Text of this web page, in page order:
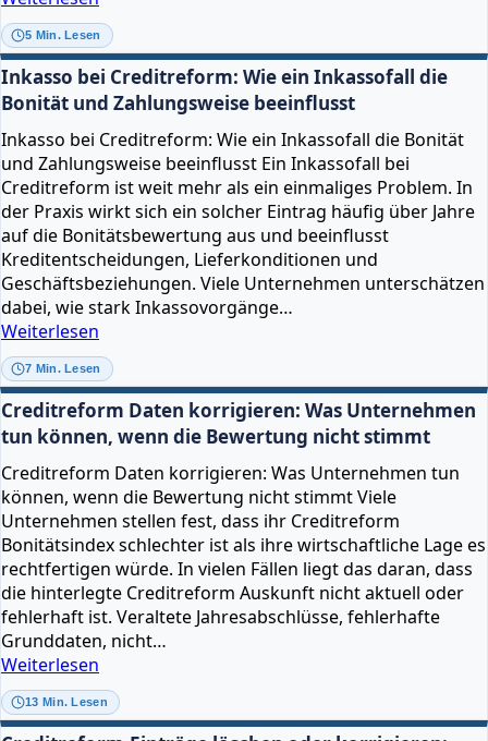
Bonität
bei
Creditreform
trotz
guter
Zahlen:
Typische
Ursachen
richtig
einordnen
5 Min. Lesen
Inkasso bei Creditreform: Wie ein Inkassofall die
Bonität und Zahlungsweise beeinflusst
Inkasso bei Creditreform: Wie ein Inkassofall die Bonität
und Zahlungsweise beeinflusst Ein Inkassofall bei
Creditreform ist weit mehr als ein einmaliges Problem. In
der Praxis wirkt sich ein solcher Eintrag häufig über Jahre
auf die Bonitätsbewertung aus und beeinflusst
Kreditentscheidungen, Lieferkonditionen und
Geschäftsbeziehungen. Viele Unternehmen unterschätzen
dabei, wie stark Inkassovorgänge…
Weiterlesen
bei
Creditreform:
Wie
Inkassofall
die
Bonität
und
Zahlungsweise
beeinflusst
7 Min. Lesen
Creditreform Daten korrigieren: Was Unternehmen
tun können, wenn die Bewertung nicht stimmt
Creditreform Daten korrigieren: Was Unternehmen tun
können, wenn die Bewertung nicht stimmt Viele
Unternehmen stellen fest, dass ihr Creditreform
Bonitätsindex schlechter ist als ihre wirtschaftliche Lage es
rechtfertigen würde. In vielen Fällen liegt das daran, dass
die hinterlegte Creditreform Auskunft nicht aktuell oder
fehlerhaft ist. Veraltete Jahresabschlüsse, fehlerhafte
Grunddaten, nicht…
Weiterlesen
Daten
korrigieren:
Was
13 Min. Lesen